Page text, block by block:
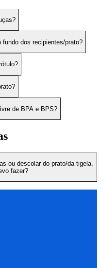
dos recipientes/prato?
de BPA e BPS?
ou descolar do prato/da tigela.
fazer?